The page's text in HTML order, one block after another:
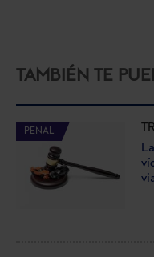
TAMBIÉN TE
PENAL